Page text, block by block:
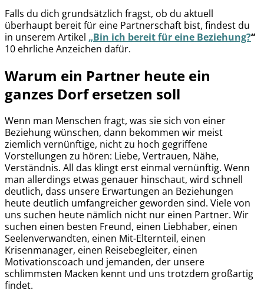
Falls du dich grundsätzlich fragst, ob du aktuell
überhaupt bereit für eine Partnerschaft bist, findest du
in unserem Artikel „Bin ich bereit für eine Beziehung?“
10 ehrliche Anzeichen dafür.
Warum ein Partner heute ein
ganzes Dorf ersetzen soll
Wenn man Menschen fragt, was sie sich von einer
Beziehung wünschen, dann bekommen wir meist
ziemlich vernünftige, nicht zu hoch gegriffene
Vorstellungen zu hören: Liebe, Vertrauen, Nähe,
Verständnis. All das klingt erst einmal vernünftig. Wenn
man allerdings etwas genauer hinschaut, wird schnell
deutlich, dass unsere Erwartungen an Beziehungen
heute deutlich umfangreicher geworden sind. Viele von
uns suchen heute nämlich nicht nur einen Partner. Wir
suchen einen besten Freund, einen Liebhaber, einen
Seelenverwandten, einen Mit-Elternteil, einen
Krisenmanager, einen Reisebegleiter, einen
Motivationscoach und jemanden, der unsere
schlimmsten Macken kennt und uns trotzdem großartig
findet.